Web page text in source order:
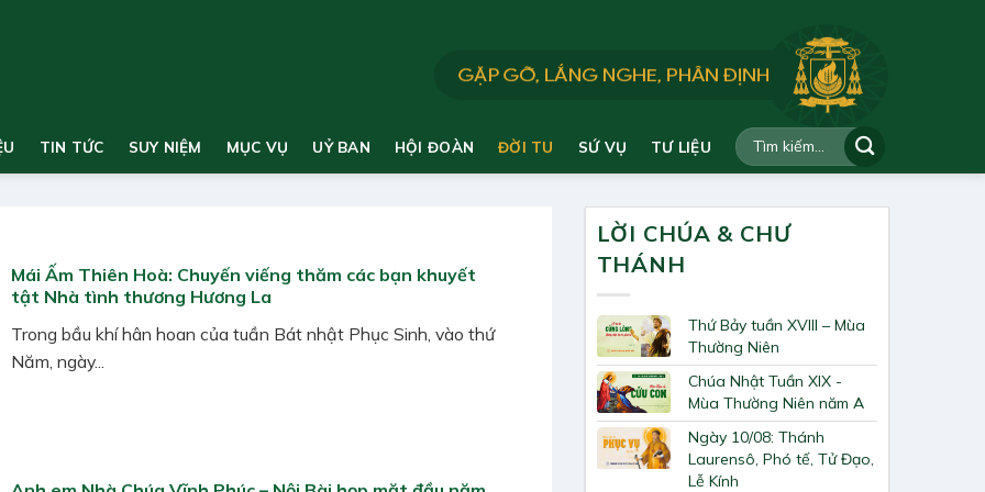
TIN TỨC SUY NIỆM MỤC VỤ UỶ BAN HỘI ĐOÀN ĐỜI TU SỨ VỤ TƯ LIỆU
Mái Ấm Thiên Hoà: Chuyến viếng thăm các bạn khuyết
tật Nhà tình thương Hương La
Trong bầu khí hân hoan của tuần Bát nhật Phục Sinh, vào thứ
Năm, ngày...
LỜI CHÚA & CHƯ
THÁNH
Thứ Bảy tuần XVIII – Mùa
Thường Niên
Chúa Nhật Tuần XIX -
Mùa Thường Niên năm A
Ngày 10/08: Thánh
Laurensô, Phó tế, Tử Đạo,
Lễ Kính